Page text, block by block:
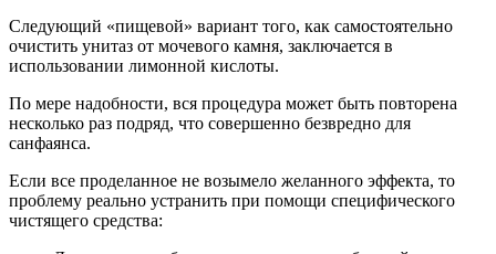
Следующий «пищевой» вариант того, как самостоятельно
очистить унитаз от мочевого камня, заключается в
использовании лимонной кислоты.
По мере надобности, вся процедура может быть повторена
несколько раз подряд, что совершенно безвредно для
санфаянса.
Если все проделанное не возымело желанного эффекта, то
проблему реально устранить при помощи специфического
чистящего средства: